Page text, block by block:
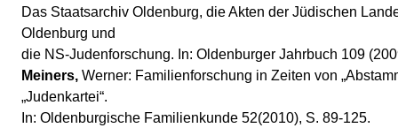
Das Staatsarchiv Oldenburg, die Akten der Jüdischen
Oldenburg und
die NS-Judenforschung. In: Oldenburger Jahrbuch 109
Meiners, Werner: Familienforschung in Zeiten von
„Judenkartei“.
In: Oldenburgische Familienkunde 52(2010), S. 89-125.